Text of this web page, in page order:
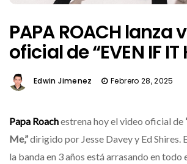
PAPA ROACH lanza
oficial de “EVEN IF IT
Edwin Jimenez Febrero 28, 2025
Papa Roachestrena hoy el video oficial de
Me,”dirigido por Jesse Davey y Ed Shires.
la banda en 3 años está arrasando en todo